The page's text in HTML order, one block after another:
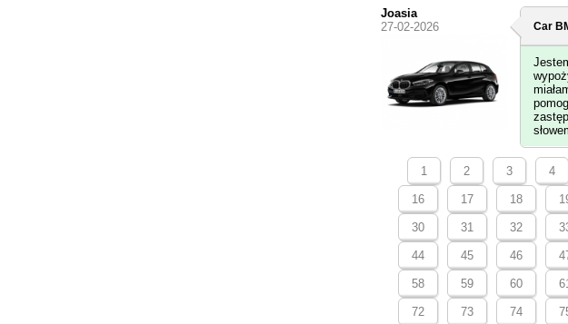
Joasia
27-02-2026
Car
1 2 3 4
16 17 18
30 31 32
44 45 46
58 59 60
72 73 74